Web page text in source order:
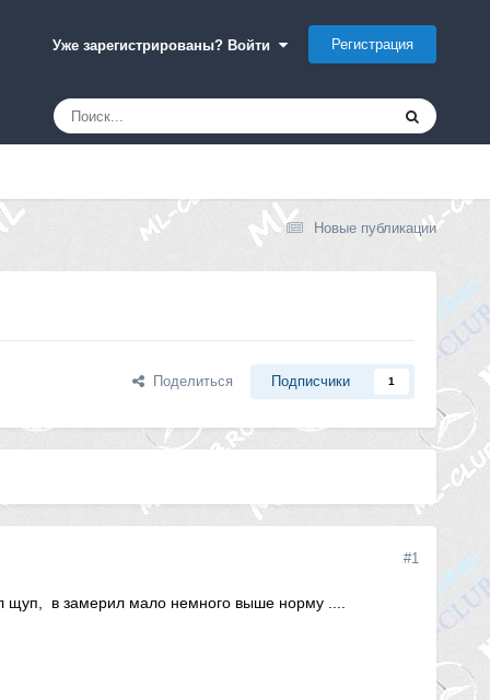
Уже зарегистрированы? Войти Регистрация
Новые публикации
Поделиться Подписчики 1
#1
щуп, в замерил мало немного выше норму ....